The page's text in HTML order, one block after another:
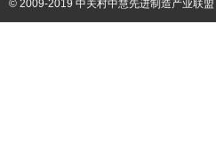
© 2009-2019 中关村中慧先进制造产业联